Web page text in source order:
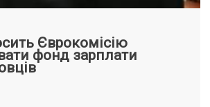
Єврокомісію
фонд зарплати